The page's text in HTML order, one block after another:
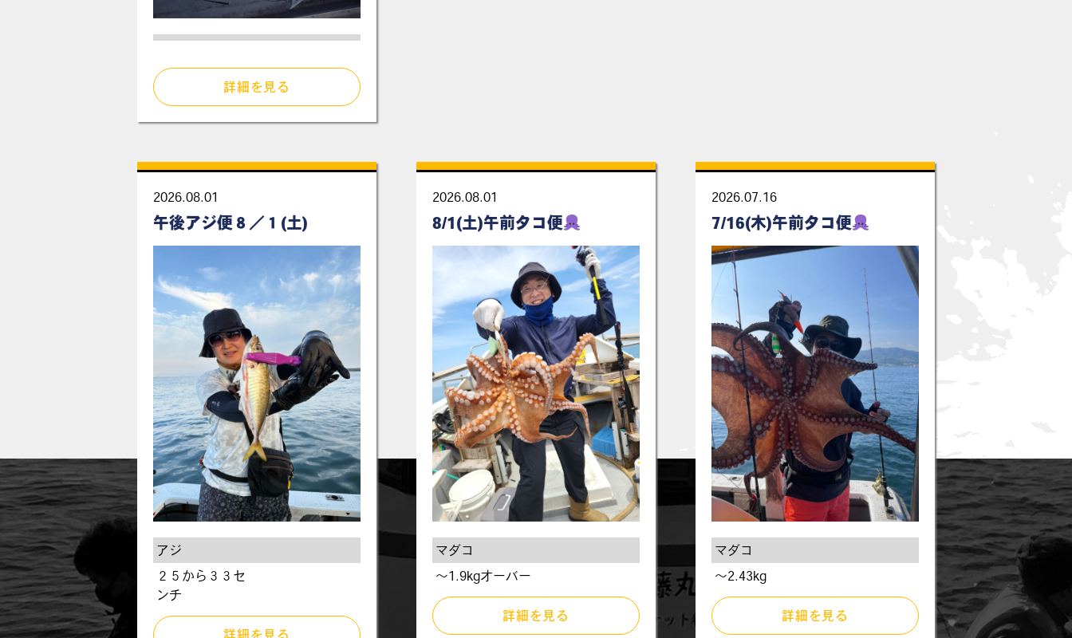
詳細を見る
2026.08.01
午後アジ便８／１(土)
アジ
２５から３３セ
ンチ
詳細を見る
2026.08.01
8/1(土)午前タコ便
マダコ
～1.9kgオーバー
詳細を見る
2026.07.16
7/16(木)午前タコ便
マダコ
〜2.43kg
詳細を見る